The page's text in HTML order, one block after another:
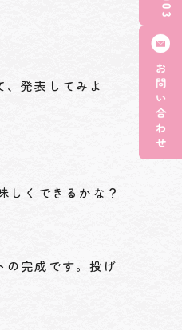
発表してみよ
しくできるかな？
の完成です。投げ